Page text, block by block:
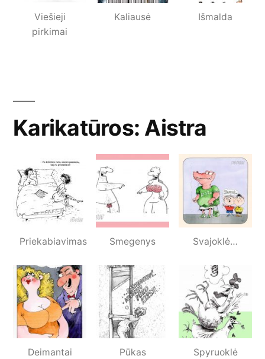
Viešieji
pirkimai
Kaliausė Išmalda
Karikatūros: Aistra
Priekabiavimas Smegenys Svajoklė…
Deimantai Pūkas Spyruoklė